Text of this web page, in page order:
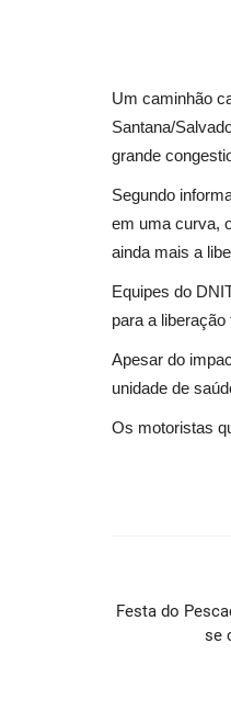
Um caminhão
Santana/
grande
Segundo
em uma curva,
ainda mais a
Equipes do
para a
Apesar do
unidade de
Os motoristas
Festa do
se